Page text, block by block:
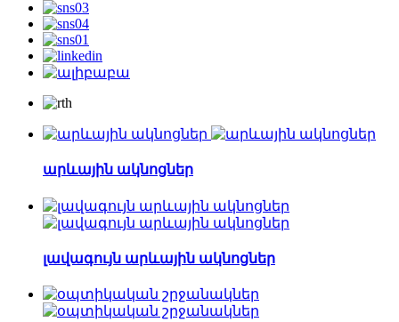
արևային ակնոցներ
լավագույն արևային ակնոցներ